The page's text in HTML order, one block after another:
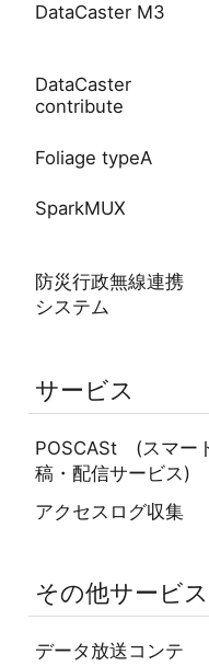
DataCaster M3
DataCaster
contribute
Foliage typeA
SparkMUX
防災行政無線連携
システム
サービス
POSCASt (スマー
稿・配信サービス)
アクセスログ収集
その他サービ
データ放送コンテ